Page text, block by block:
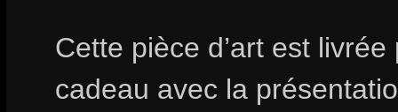
Cette pièce d’art est
cadeau avec la